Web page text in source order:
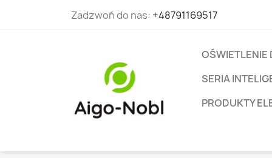
Zadzwoń do nas: +48791169517
OŚWIETLENIE
SERIA
PRODUKTY